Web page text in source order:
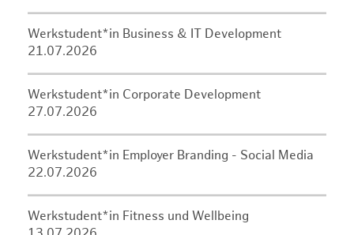
Werkstudent*in Business & IT Development
21.07.2026
Werkstudent*in Corporate Development
27.07.2026
Werkstudent*in Employer Branding - Social Media
22.07.2026
Werkstudent*in Fitness und Wellbeing